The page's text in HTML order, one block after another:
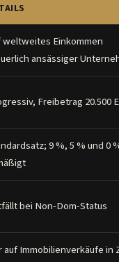
weltweites Einkommen
ansässiger
Freibetrag 20.500
9 %, 5 % und 0
bei Non-Dom-Status
auf Immobilienverkäufe in